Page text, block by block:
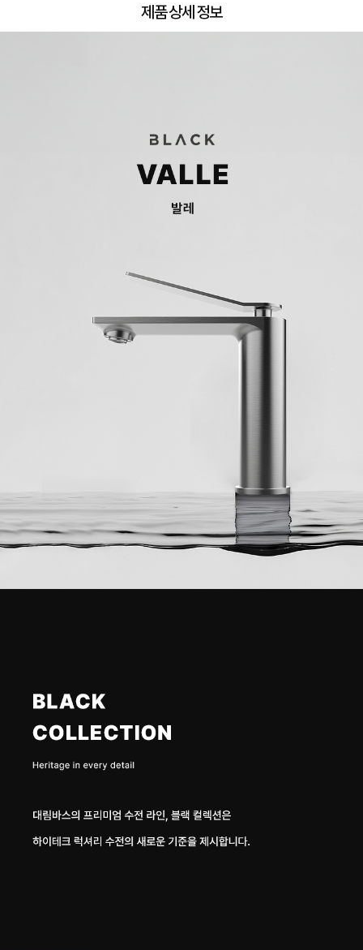
제품 상세 정보